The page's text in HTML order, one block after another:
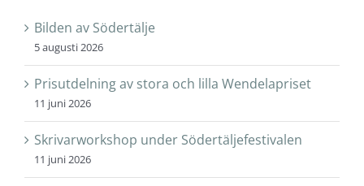
Bilden av Södertälje
5 augusti 2026
Prisutdelning av stora och lilla Wendelapriset
11 juni 2026
Skrivarworkshop under Södertäljefestivalen
11 juni 2026